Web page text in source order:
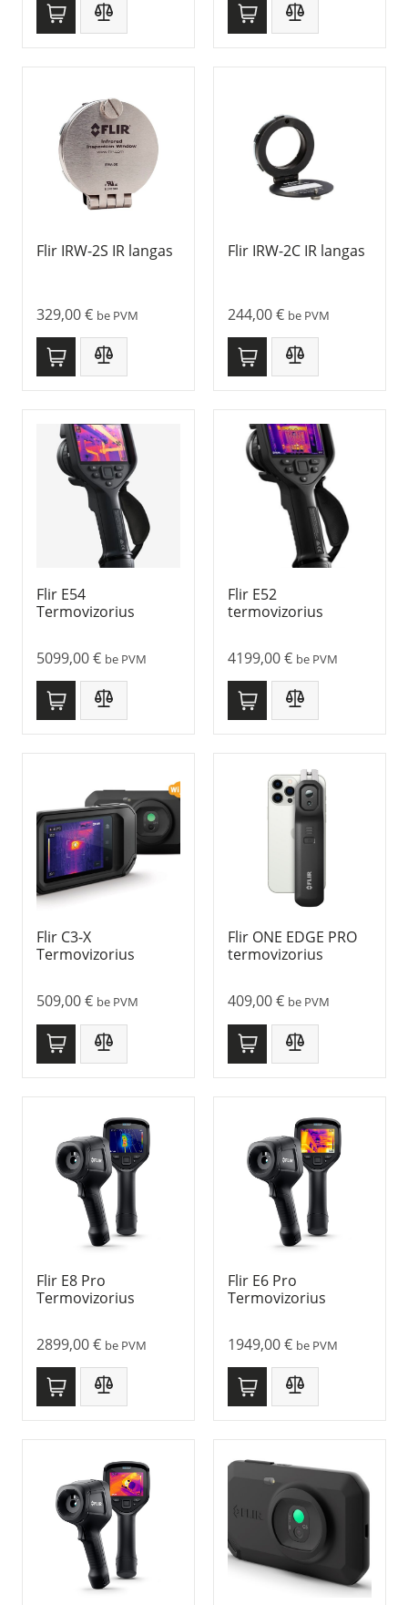
Flir IRW-2S IR langas
329,00€ be PVM
Flir IRW-2C IR langas
244,00€ be PVM
Flir E54
Termovizorius
5099,00€ be PVM
Flir E52
termovizorius
4199,00€ be PVM
Flir C3-X
Termovizorius
509,00€ be PVM
Flir ONE EDGE PRO
termovizorius
409,00€ be PVM
Flir E8 Pro
Termovizorius
2899,00€ be PVM
Flir E6 Pro
Termovizorius
1949,00€ be PVM